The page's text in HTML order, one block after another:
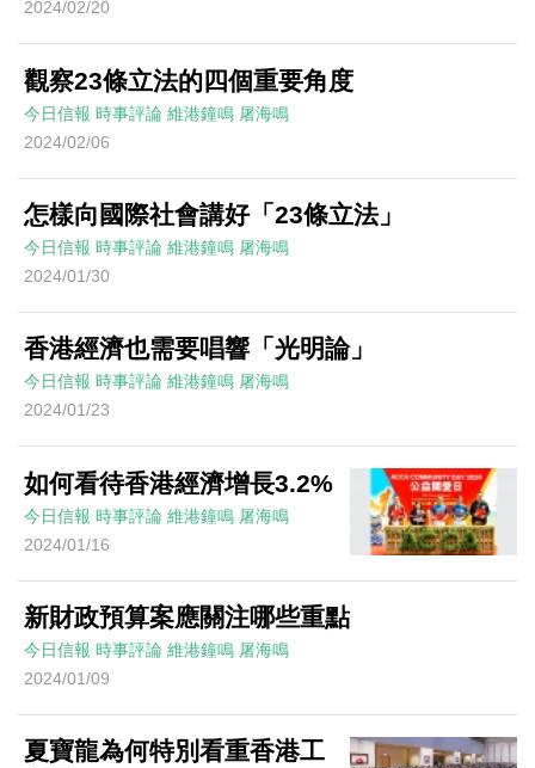
2024/02/20
觀察23條立法的四個重要角度
今日信報 時事評論 維港鐘鳴 屠海鳴
2024/02/06
怎樣向國際社會講好「23條立法」
今日信報 時事評論 維港鐘鳴 屠海鳴
2024/01/30
香港經濟也需要唱響「光明論」
今日信報 時事評論 維港鐘鳴 屠海鳴
2024/01/23
如何看待香港經濟增長3.2%
今日信報 時事評論 維港鐘鳴 屠海鳴
2024/01/16
新財政預算案應關注哪些重點
今日信報 時事評論 維港鐘鳴 屠海鳴
2024/01/09
夏寶龍為何特別看重香港工